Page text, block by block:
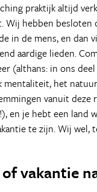
praktijk altijd
Wij hebben besloten
in de mens, en dan
aardige lieden.
(althans: in ons
mentaliteit, het
vanuit deze
en je hebt een land
te zijn. Wij wel,
vakantie